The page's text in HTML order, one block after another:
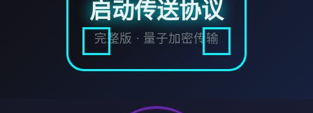
启动传送协议
完整版 · 量子加密传输